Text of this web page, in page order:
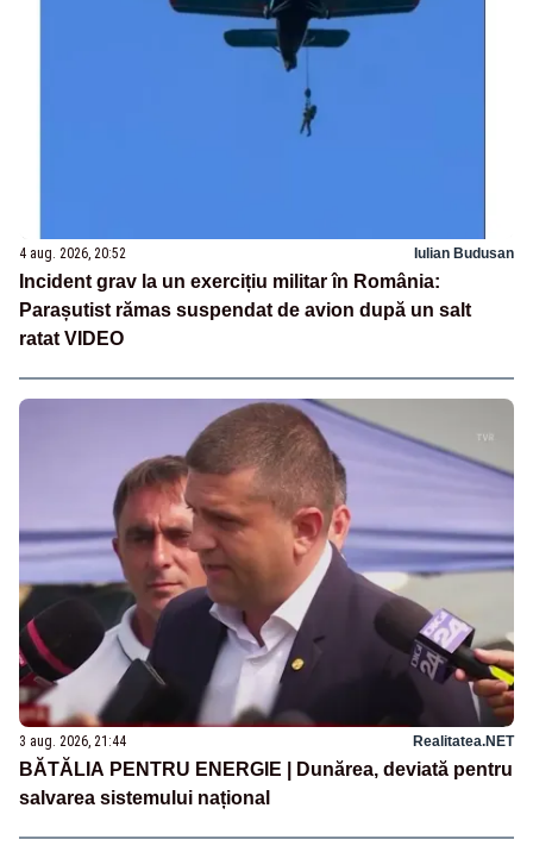
4 aug. 2026, 20:52 Iulian Budusan
Incident grav la un exercițiu militar în România:
Parașutist rămas suspendat de avion după un salt
ratat VIDEO
3 aug. 2026, 21:44 Realitatea.NET
BĂTĂLIA PENTRU ENERGIE | Dunărea, deviată pentru
salvarea sistemului național